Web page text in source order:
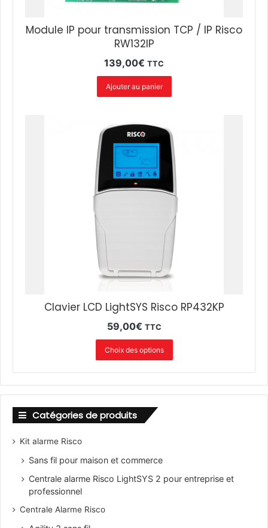
Module IP pour transmission TCP / IP Risco
RW132IP
139,00€ TTC
Ajouter au panier
Clavier LCD LightSYS Risco RP432KP
59,00€ TTC
Choix des options
Catégories de produits
Kit alarme Risco
Sans fil pour maison et commerce
Centrale alarme Risco LightSYS 2 pour entreprise et
professionnel
Centrale Alarme Risco